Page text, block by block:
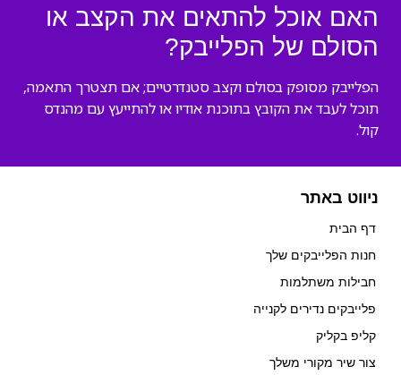
האם אוכל להתאים את הקצב או
הסולם של הפלייבק?
הפלייבק מסופק בסולם וקצב סטנדרטיים; אם תצטרך התאמה,
תוכל לעבד את הקובץ בתוכנת אודיו או להתייעץ עם מהנדס
קול.
ניווט באתר
דף הבית
חנות הפלייבקים שלך
חבילות משתלמות
פלייבקים נדירים לקנייה
קליפ בקליק
צור שיר מקורי משלך